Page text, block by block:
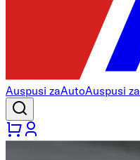
Auspusi zaAutoAuspusi za